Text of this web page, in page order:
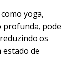
yoga,
profunda, pode
os
estado de